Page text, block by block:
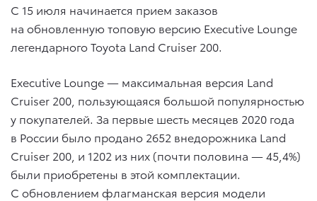
C 15 июля начинается прием заказов
на обновленную топовую версию Executive Lounge
легендарного Toyota Land Cruiser 200.
Executive Lounge — максимальная версия Land
Cruiser 200, пользующаяся большой популярностью
у покупателей. За первые шесть месяцев 2020 года
в России было продано 2652 внедорожника Land
Cruiser 200, и 1202 из них (почти половина — 45,4%)
были приобретены в этой комплектации.
С обновлением флагманская версия модели